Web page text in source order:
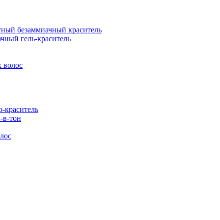
безаммиачный краситель
гель-краситель
волос
тон